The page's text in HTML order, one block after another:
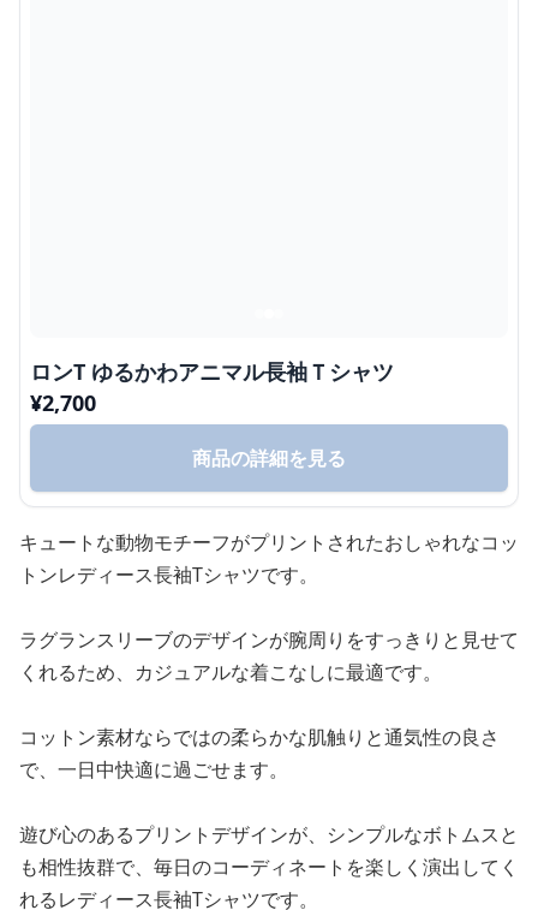
ロンT ゆるかわアニマル長袖Ｔシャツ
¥2,700
商品の詳細を見る
キュートな動物モチーフがプリントされたおしゃれなコッ
トンレディース長袖Tシャツです。
ラグランスリーブのデザインが腕周りをすっきりと見せて
くれるため、カジュアルな着こなしに最適です。
コットン素材ならではの柔らかな肌触りと通気性の良さ
で、一日中快適に過ごせます。
遊び心のあるプリントデザインが、シンプルなボトムスと
も相性抜群で、毎日のコーディネートを楽しく演出してく
れるレディース長袖Tシャツです。